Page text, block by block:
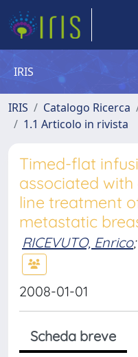
IRIS
IRIS Catalogo Ricerca
1.1 Articolo in rivista
Timed-flat
associated
line treatment
metastatic
RICEVUTO, Enrico;
2008-01-01
Scheda breve